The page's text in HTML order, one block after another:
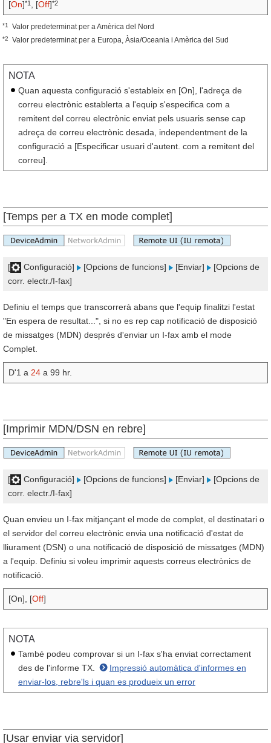
[On]*1 , [Off]*2
*1 Valor predeterminat per a Amèrica del Nord
*2 Valor predeterminat per a Europa, Àsia/Oceania i Amèrica del Sud
NOTA
Quan aquesta configuració s'estableix en [On], l'adreça de
correu electrònic establerta a l'equip s'especifica com a
remitent del correu electrònic enviat pels usuaris sense cap
adreça de correu electrònic desada, independentment de la
configuració a [Especificar usuari d'autent. com a remitent del
correu].
[Temps per a TX en mode complet]
[ Configuració] [Opcions de funcions] [Enviar]
[Opcions de
corr. electr./I-fax]
Definiu el temps que transcorrerà abans que l'equip finalitzi l'estat
"En espera de resultat...", si no es rep cap notificació de disposició
de missatges (MDN) després d'enviar un I-fax amb el mode
Complet.
D'1 a 24 a 99 hr.
[Imprimir MDN/DSN en rebre]
[ Configuració] [Opcions de funcions] [Enviar]
[Opcions de
corr. electr./I-fax]
Quan envieu un I-fax mitjançant el mode de complet, el destinatari o
el servidor del correu electrònic envia una notificació d'estat de
lliurament (DSN) o una notificació de disposició de missatges (MDN)
a l'equip. Definiu si voleu imprimir aquests correus electrònics de
notificació.
[On], [Off]
NOTA
També podeu comprovar si un I-fax s'ha enviat correctament
des de l'informe TX.
Impressió automàtica d'informes en
enviar-los, rebre'ls i quan es produeix un error
[Usar enviar via servidor]